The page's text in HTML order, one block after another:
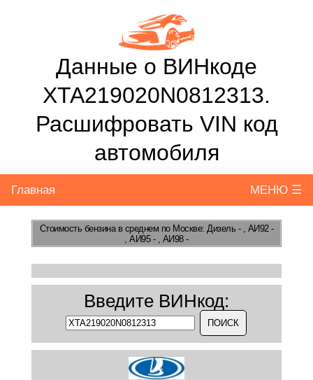
Данные о ВИНкоде
XTA219020N0812313.
Расшифровать VIN код
автомобиля
Главная МЕНЮ ☰
Стоимость бензинав среднем по Москве: Дизель - , АИ92 -
, АИ95 - , АИ98 -
Введите ВИНкод: